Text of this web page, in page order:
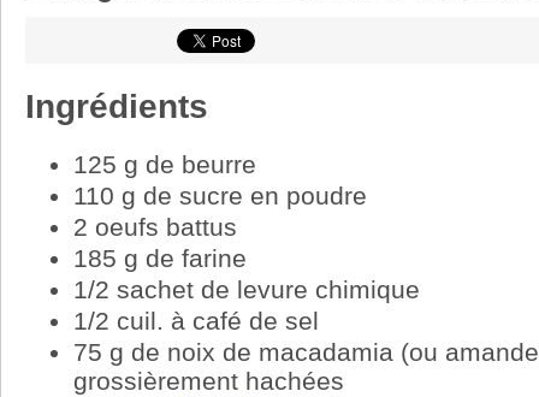
Ingrédients
125 g de beurre
110 g de sucre en poudre
2 oeufs battus
185 g de farine
1/2 sachet de levure chimique
1/2 cuil. à café de sel
75 g de noix de macadamia (ou
grossièrement hachées